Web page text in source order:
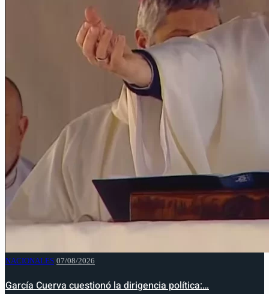
NACIONALES 07/08/2026
García Cuerva cuestionó la dirigencia política:…